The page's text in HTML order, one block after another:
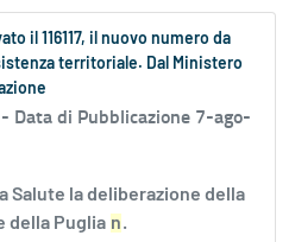
il 116117, il nuovo numero da
territoriale. Dal Ministero
Data di Pubblicazione 7-ago-
Salute la deliberazione della
della Puglia n.